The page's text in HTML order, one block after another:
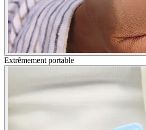
Extrêmement portable